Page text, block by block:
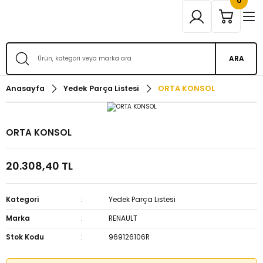
ARA
Anasayfa Yedek Parça Listesi ORTA KONSOL
ORTA KONSOL
20.308,40 TL
Kategori
Yedek Parça Listesi
Marka
RENAULT
Stok Kodu
969126106R